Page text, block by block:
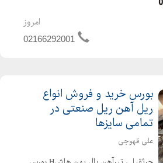
ریل راه آهن ( R33 - R38 - R43 - R64 -
S49 - P50 - UIC50 - UIC54 - UIC60 )
امروز
02166292001
بورس خرید و فروش انواع
ریل آهن ریل صنعتی در
تمامی سایزها
علی قهوجی